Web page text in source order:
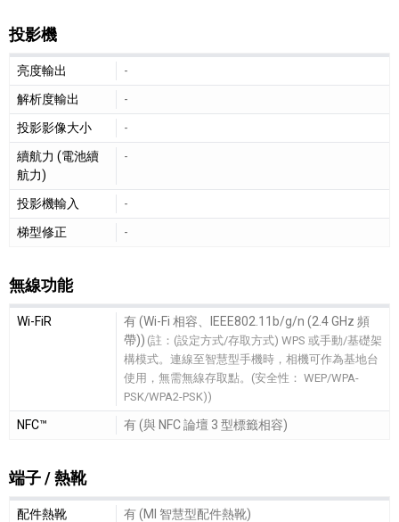
投影機
投影機細節敘述
亮度輸出
-
解析度輸出
-
投影影像大小
-
續航力 (電池續
航力)
-
投影機輸入
-
梯型修正
-
無線功能
無線功能細節敘述
Wi-FiR
有 (Wi-Fi 相容、IEEE802.11b/g/n (2.4 GHz 頻
帶)) (註：(設定方式/存取方式) WPS 或手動/基礎架
構模式。連線至智慧型手機時，相機可作為基地台
使用，無需無線存取點。(安全性： WEP/WPA-
PSK/WPA2-PSK))
NFC™ 有 (與 NFC 論壇 3 型標籤相容)
端子 / 熱靴
端子 / 熱靴細節敘述
配件熱靴
有 (MI 智慧型配件熱靴)